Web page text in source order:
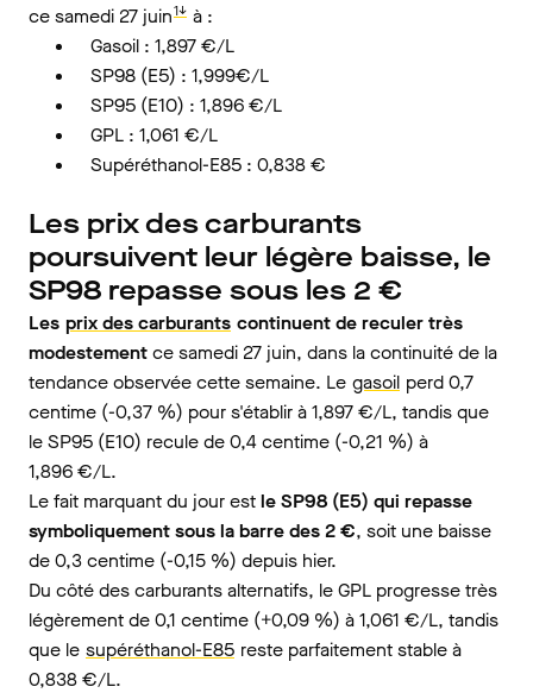
ce samedi 27 juin1↓ à :
Gasoil : 1,897 €/L
SP98 (E5) : 1,999€/L
SP95 (E10) : 1,896 €/L
GPL : 1,061 €/L
Supéréthanol-E85 : 0,838 €
Les prix des carburants
poursuivent leur légère baisse, le
SP98 repasse sous les 2 €
Les prix des carburants continuent de reculer très
modestementce samedi 27 juin, dans la continuité de la
tendance observée cette semaine. Le gasoil perd 0,7
centime (-0,37 %) pour s'établir à 1,897 €/L, tandis que
le SP95 (E10) recule de 0,4 centime (-0,21 %) à
1,896 €/L.
Le fait marquant du jour estle SP98 (E5) qui repasse
symboliquement sous la barre des 2 €, soit une baisse
de 0,3 centime (-0,15 %) depuis hier.
Du côté des carburants alternatifs, le GPL progresse très
légèrement de 0,1 centime (+0,09 %) à 1,061 €/L, tandis
que le supéréthanol-E85 reste parfaitement stable à
0,838 €/L.